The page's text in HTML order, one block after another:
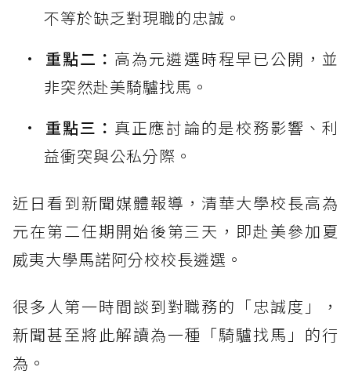
不等於缺乏對現職的忠誠。
重點二： 高為元遴選時程早已公開，並
非突然赴美騎驢找馬。
重點三： 真正應討論的是校務影響、利
益衝突與公私分際。
近日看到新聞媒體報導，清華大學校長高為
元在第二任期開始後第三天，即赴美參加夏
威夷大學馬諾阿分校校長遴選。
很多人第一時間談到對職務的「忠誠度」，
新聞甚至將此解讀為一種「騎驢找馬」的行
為。